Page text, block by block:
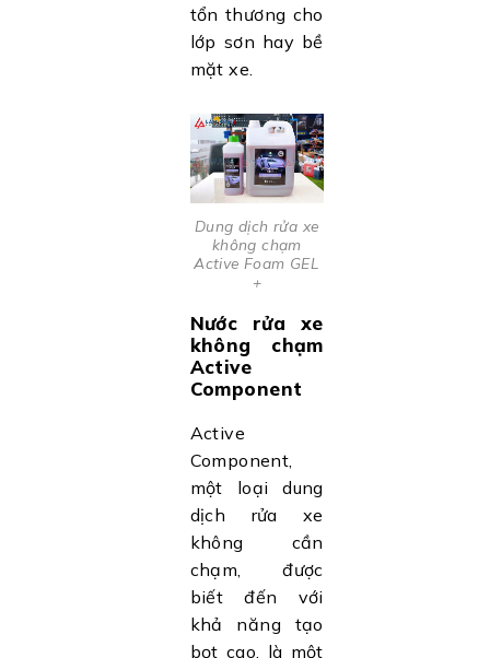
tổn thương cho
lớp sơn hay bề
mặt xe.
Dung dịch rửa xe
không chạm
Active Foam GEL
+
Nước rửa xe
không chạm
Active
Component
Active
Component,
một loại dung
dịch rửa xe
không cần
chạm, được
biết đến với
khả năng tạo
bọt cao, là một